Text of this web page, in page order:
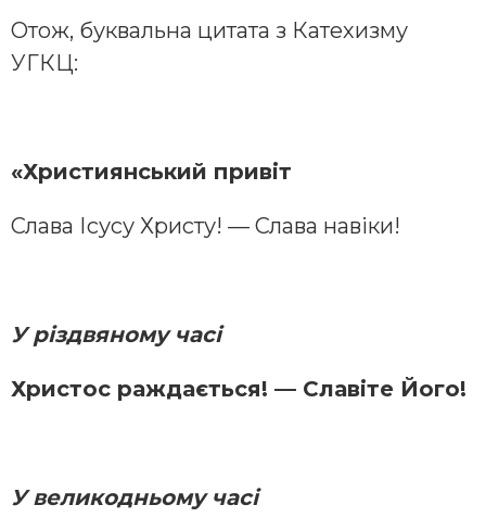
Отож, буквальна цитата з Катехизму
УГКЦ:
«Християнський привіт
Слава Ісусу Христу! — Слава навіки!
У різдвяному часі
Христос раждається! — Славіте Його!
У великодньому часі